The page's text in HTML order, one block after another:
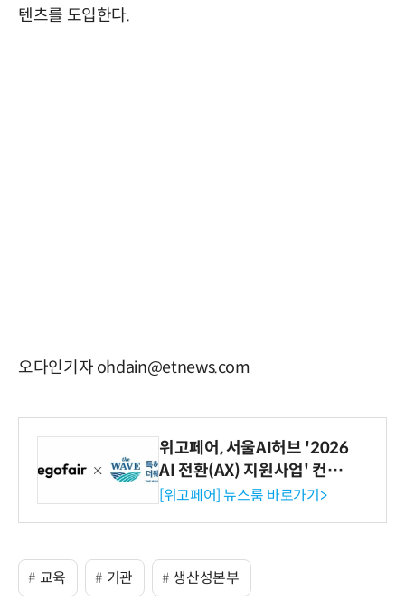
텐츠를 도입한다.
오다인기자 ohdain@etnews.com
위고페어, 서울AI허브 '2026
AI 전환(AX) 지원사업' 컨소
시엄 선정
[위고페어] 뉴스룸 바로가기>
교육 기관 생산성본부